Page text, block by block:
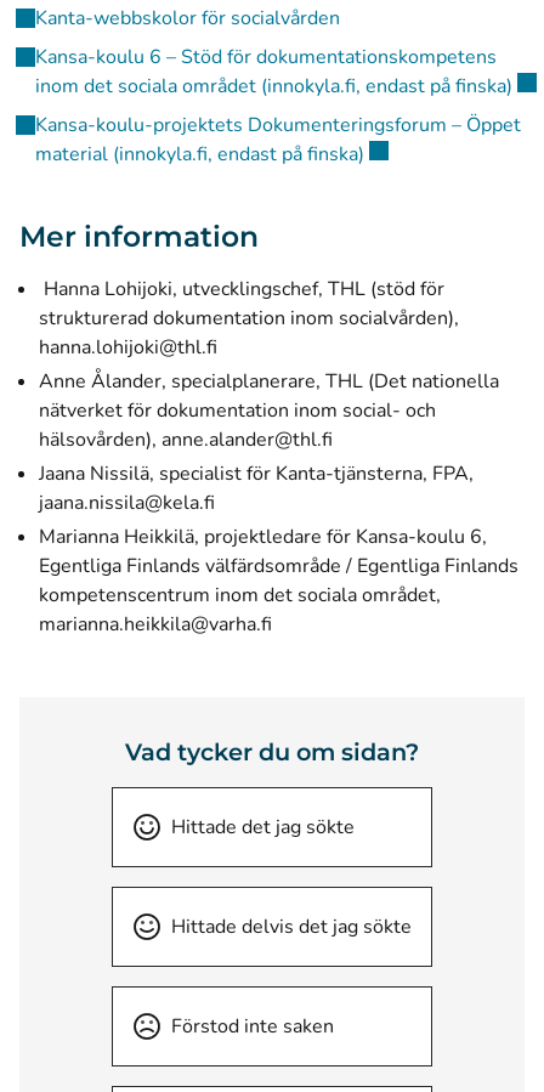
Kanta-webbskolor för socialvården
Kansa-koulu 6 – Stöd för dokumentationskompetens
inom det sociala området (innokyla.fi, endast på finska)
Kansa-koulu-projektets Dokumenteringsforum – Öppet
material (innokyla.fi, endast på finska)
Mer information
Hanna Lohijoki, utvecklingschef, THL (stöd för
strukturerad dokumentation inom socialvården),
hanna.lohijoki@thl.fi
Anne Ålander, specialplanerare, THL (Det nationella
nätverket för dokumentation inom social- och
hälsovården), anne.alander@thl.fi
Jaana Nissilä, specialist för Kanta-tjänsterna, FPA,
jaana.nissila@kela.fi
Marianna Heikkilä, projektledare för Kansa-koulu 6,
Egentliga Finlands välfärdsområde / Egentliga Finlands
kompetenscentrum inom det sociala området,
marianna.heikkila@varha.fi
Vad tycker du om sidan?
Hittade det jag sökte
Hittade delvis det jag sökte
Förstod inte saken